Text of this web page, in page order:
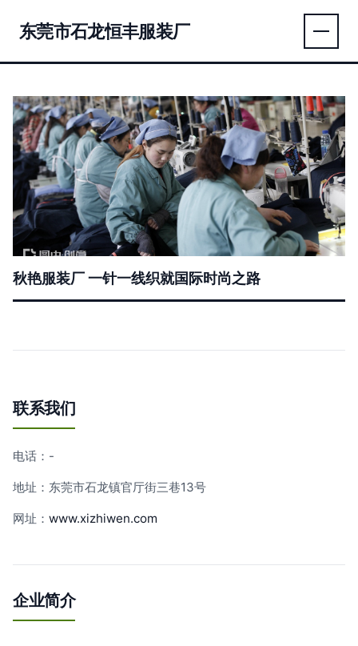
东莞市石龙恒丰服装厂
秋艳服装厂 一针一线织就国际时尚之路
联系我们
电话：-
地址：东莞市石龙镇官厅街三巷13号
网址： www.xizhiwen.com
企业简介